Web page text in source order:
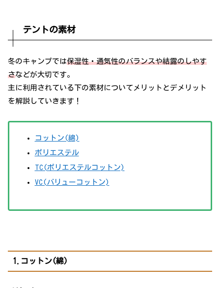
テントの素材
冬のキャンプでは保湿性・通気性のバランスや結露のしやす
さなどが大切です。
主に利用されている下の素材についてメリットとデメリット
を解説していきます！
コットン(綿)
ポリエステル
TC(ポリエステルコットン)
VC(バリューコットン)
1.コットン(綿)